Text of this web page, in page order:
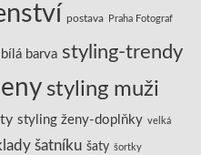
postava Praha Fotograf
barva styling-trendy
styling muži
styling ženy-doplňky velká
šatníku šaty šortky